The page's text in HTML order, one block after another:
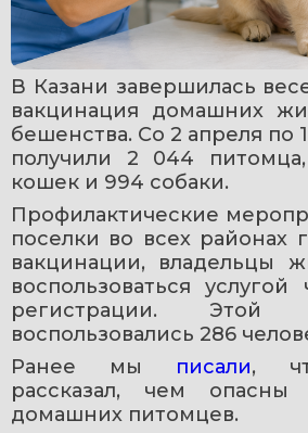
В Казани завершилась
вакцинация домашних
бешенства. Со 2 апреля по
получили 2 044
кошек и 994 собаки.
Профилактические
поселки во всех районах
вакцинации, владельцы
воспользоваться
регистрации. Этой
воспользовались 286
Ранее мы писали,
рассказал, чем опасны
домашних питомцев.